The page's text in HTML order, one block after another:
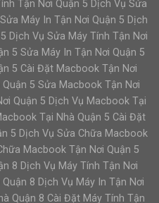
Tận Nơi Quận 5 Dịch Vụ Sửa
Máy In Tận Nơi Quận 5 Dịch
Dịch Vụ Sửa Máy Tính Tận Nơi
5 Sửa Máy In Tận Nơi Quận 5
5 Cài Đặt Macbook Tận Nơi
5 Sửa Macbook Tận Nơi
Quận 5 Dịch Vụ Macbook Tại
Tại Nhà Quận 5 Cài Đặt
5 Dịch Vụ Sửa Chữa Macbook
Macbook Tận Nơi Quận 5
8 Dịch Vụ Máy Tính Tận Nơi
8 Dịch Vụ Máy In Tận Nơi
Quận 8 Cài Đặt Máy Tính Tận